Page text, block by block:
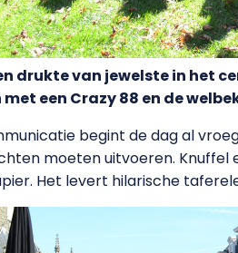
drukte van jewelste in het
een Crazy 88 en de
begint de dag al
moeten uitvoeren. Knuffel
Het levert hilarische